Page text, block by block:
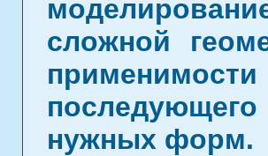
сложной
нужных форм.